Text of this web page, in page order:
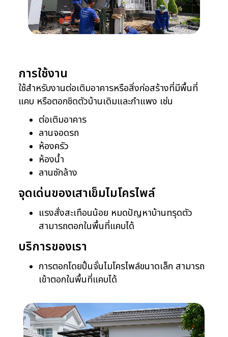
การใช้งาน
ใช้สำหรับงานต่อเติมอาคารหรือสิ่งก่อสร้างที่มีพื้นที่
แคบ หรือตอกชิดตัวบ้านเดิมและกำแพง เช่น
ต่อเติมอาคาร
ลานจอดรถ
ห้องครัว
ห้องน้ำ
ลานซักล้าง
จุดเด่นของเสาเข็มไมโครไพล์
แรงสั่งสะเทือนน้อย หมดปัญหาบ้านทรุดตัว
สามารถตอกในพื้นที่แคบได้
บริการของเรา
การตอกโดยปั้นจั่นไมโครไพล์ขนาดเล็ก สามารถ
เข้าตอกในพื้นที่แคบได้